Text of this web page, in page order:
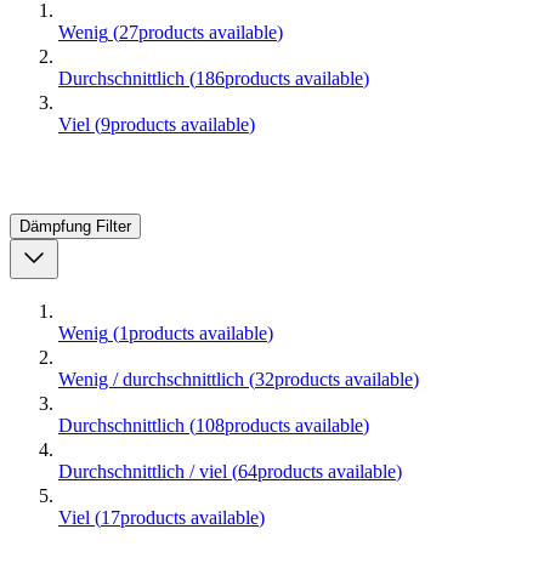
Wenig (27products available)
Durchschnittlich (186products available)
Viel (9products available)
Dämpfung Filter
Wenig (1products available)
Wenig / durchschnittlich (32products available)
Durchschnittlich (108products available)
Durchschnittlich / viel (64products available)
Viel (17products available)